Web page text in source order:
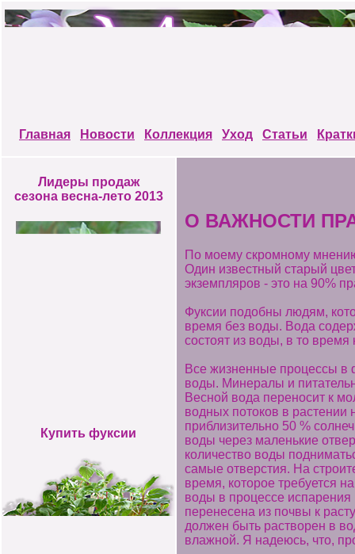
Главная Новости Коллекция Уход Статьи
Лидеры продаж
сезона весна-лето 2013
Купить фуксии
О ВАЖНОСТИ
По моему скромному
Один известный старый
экземпляров - это на 90%
Фуксии подобны людям,
время без воды. Вода
состоят из воды, в то
Все жизненные процессы в
воды. Минералы и
Весной вода переносит к
водных потоков в
приблизительно 50 %
воды через маленькие
количество воды
самые отверстия. На
время, которое требуется
воды в процессе
перенесена из почвы к
должен быть растворен в
влажной. Я надеюсь, что,